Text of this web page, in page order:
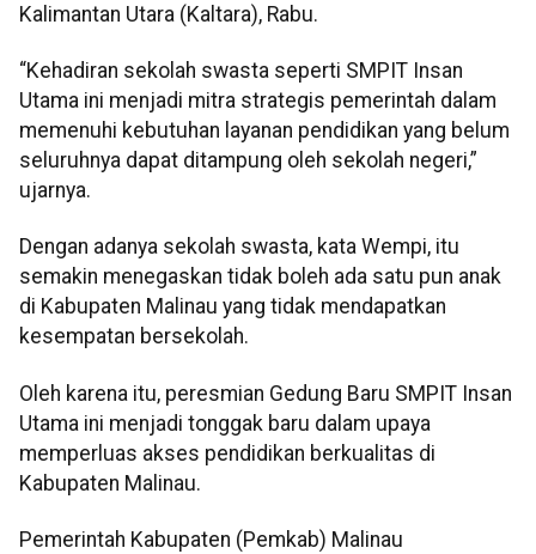
Kalimantan Utara (Kaltara), Rabu.
“Kehadiran sekolah swasta seperti SMPIT Insan
Utama ini menjadi mitra strategis pemerintah dalam
memenuhi kebutuhan layanan pendidikan yang belum
seluruhnya dapat ditampung oleh sekolah negeri,”
ujarnya.
Dengan adanya sekolah swasta, kata Wempi, itu
semakin menegaskan tidak boleh ada satu pun anak
di Kabupaten Malinau yang tidak mendapatkan
kesempatan bersekolah.
Oleh karena itu, peresmian Gedung Baru SMPIT Insan
Utama ini menjadi tonggak baru dalam upaya
memperluas akses pendidikan berkualitas di
Kabupaten Malinau.
Pemerintah Kabupaten (Pemkab) Malinau